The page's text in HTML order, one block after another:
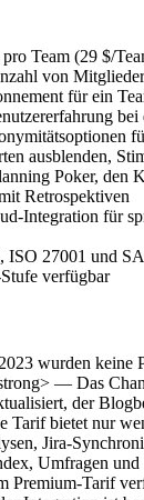
pro Team (29 $/
von
für ein
ausblenden,
Poker, den
Retrospektiven
Integration für
ISO 27001 und
verfügbar
wurden keine
— Das
der
Tarif bietet nur
Jira-
Umfragen und
Premium-Tarif